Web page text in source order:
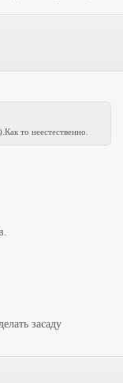
то неестественно.
засаду